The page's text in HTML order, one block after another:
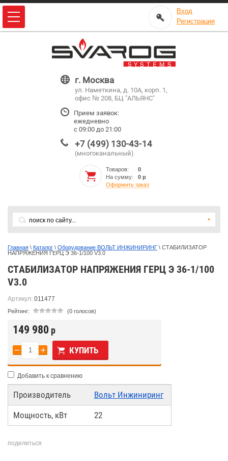
Вход
Регистрация
г. Москва
ул. Наметкина, д. 10А, корп. 1,
офис № 208, БЦ "АЛЬЯНС"
Прием заявок:
ежедневно
с 09:00 до 21:00
+7 (499) 130-43-14
(многоканальный)
Товаров:
0
На сумму:
0 р
Оформить заказ
Главная \ Каталог \ Оборудование ВОЛЬТ ИНЖИНИРИНГ \ СТАБИЛИЗАТОР
НАПРЯЖЕНИЯ ГЕРЦ Э 36-1/100 V3.0
СТАБИЛИЗАТОР НАПРЯЖЕНИЯ ГЕРЦ Э 36-1/100
V3.0
Артикул: 011477
Рейтинг: (0 голосов)
149 980 р
− + КУПИТЬ
Добавить к сравнению
Производитель
Вольт Инжиниринг
Мощность, кВт
22
поделиться